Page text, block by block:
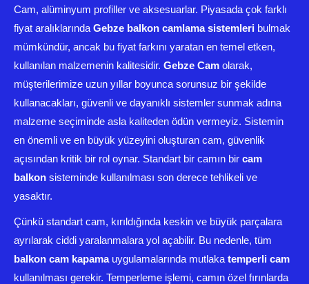
Cam, alüminyum profiller ve aksesuarlar. Piyasada çok farklı
fiyat aralıklarında Gebze balkon camlama sistemleri bulmak
mümkündür, ancak bu fiyat farkını yaratan en temel etken,
kullanılan malzemenin kalitesidir. Gebze Cam olarak,
müşterilerimize uzun yıllar boyunca sorunsuz bir şekilde
kullanacakları, güvenli ve dayanıklı sistemler sunmak adına
malzeme seçiminde asla kaliteden ödün vermeyiz. Sistemin
en önemli ve en büyük yüzeyini oluşturan cam, güvenlik
açısından kritik bir rol oynar. Standart bir camın bir cam
balkon sisteminde kullanılması son derece tehlikeli ve
yasaktır.
Çünkü standart cam, kırıldığında keskin ve büyük parçalara
ayrılarak ciddi yaralanmalara yol açabilir. Bu nedenle, tüm
balkon cam kapamauygulamalarında mutlaka temperli cam
kullanılması gerekir. Temperleme işlemi, camın özel fırınlarda